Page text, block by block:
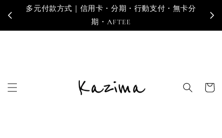
多元付款方式｜信用卡・分期・行動支付・無卡分
期・AFTEE
寄